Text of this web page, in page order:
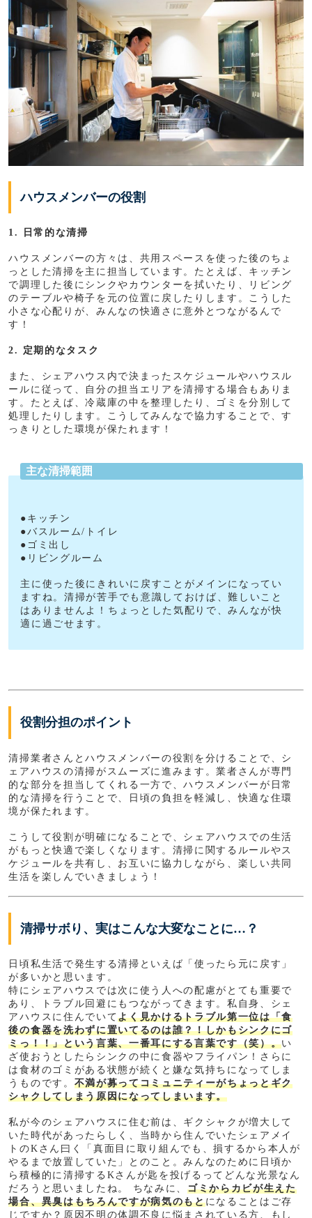
ハウスメンバーの役割
1. 日常的な清掃
ハウスメンバーの方々は、共用スペースを使った後のちょ
っとした清掃を主に担当しています。たとえば、キッチン
で調理した後にシンクやカウンターを拭いたり、リビング
のテーブルや椅子を元の位置に戻したりします。こうした
小さな心配りが、みんなの快適さに意外とつながるんで
す！
2. 定期的なタスク
また、シェアハウス内で決まったスケジュールやハウスル
ールに従って、自分の担当エリアを清掃する場合もありま
す。たとえば、冷蔵庫の中を整理したり、ゴミを分別して
処理したりします。こうしてみんなで協力することで、す
っきりとした環境が保たれます！
主な清掃範囲
●キッチン
●バスルーム/トイレ
●ゴミ出し
●リビングルーム
主に使った後にきれいに戻すことがメインになってい
ますね。清掃が苦手でも意識しておけば、難しいこと
はありませんよ！ちょっとした気配りで、みんなが快
適に過ごせます。
役割分担のポイント
清掃業者さんとハウスメンバーの役割を分けることで、シ
ェアハウスの清掃がスムーズに進みます。業者さんが専門
的な部分を担当してくれる一方で、ハウスメンバーが日常
的な清掃を行うことで、日頃の負担を軽減し、快適な住環
境が保たれます。
こうして役割が明確になることで、シェアハウスでの生活
がもっと快適で楽しくなります。清掃に関するルールやス
ケジュールを共有し、お互いに協力しながら、楽しい共同
生活を楽しんでいきましょう！
清掃サボり、実はこんな大変なことに…？
日頃私生活で発生する清掃といえば「使ったら元に戻す」
が多いかと思います。
特にシェアハウスでは次に使う人への配慮がとても重要で
あり、トラブル回避にもつながってきます。私自身、シェ
アハウスに住んでいてよく見かけるトラブル第一位は「食
後の食器を洗わずに置いてるのは誰？！しかもシンクにゴ
ミっ！！」という言葉、一番耳にする言葉です（笑）。い
ざ使おうとしたらシンクの中に食器やフライパン！さらに
は食材のゴミがある状態が続くと嫌な気持ちになってしま
うものです。 不満が募ってコミュニティーがちょっとギク
シャクしてしまう原因になってしまいます。
私が今のシェアハウスに住む前は、ギクシャクが増大して
いた時代があったらしく、当時から住んでいたシェアメイ
トのKさん曰く「真面目に取り組んでも、損するから本人が
やるまで放置していた」とのこと。みんなのために日頃か
ら積極的に清掃するKさんが匙を投げるってどんな光景なん
だろうと思いましたね。 ちなみに、ゴミからカビが生えた
場合、異臭はもちろんですが病気のもとになることはご存
じですか？原因不明の体調不良に悩まされている方、もし